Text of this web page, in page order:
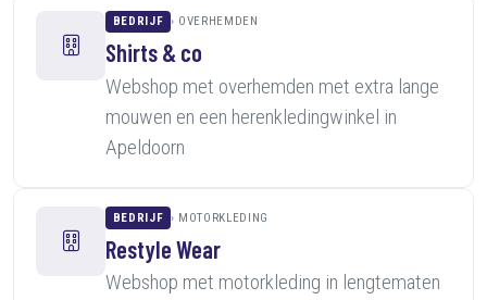
BEDRIJF OVERHEMDEN
Shirts & co
Webshop met overhemden met extra lange
mouwen en een herenkledingwinkel in
Apeldoorn
BEDRIJF MOTORKLEDING
Restyle Wear
Webshop met motorkleding in lengtematen